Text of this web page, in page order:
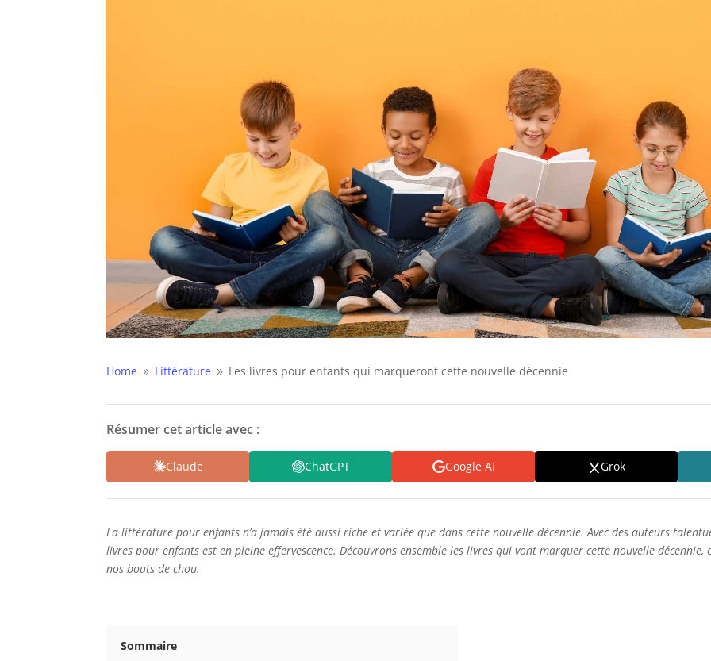
Home 9 Littérature 9 Les livres pour enfants qui marqueront cette nouvelle décennie
Résumer cet article avec :
Claude ChatGPT Google AI Grok
La littérature pour enfants n’a jamais été aussi riche et variée que dans cette nouvelle décennie. Avec des auteurs
livres pour enfants est en pleine effervescence. Découvrons ensemble les livres qui vont marquer cette nouvelle
nos bouts de chou.
Sommaire